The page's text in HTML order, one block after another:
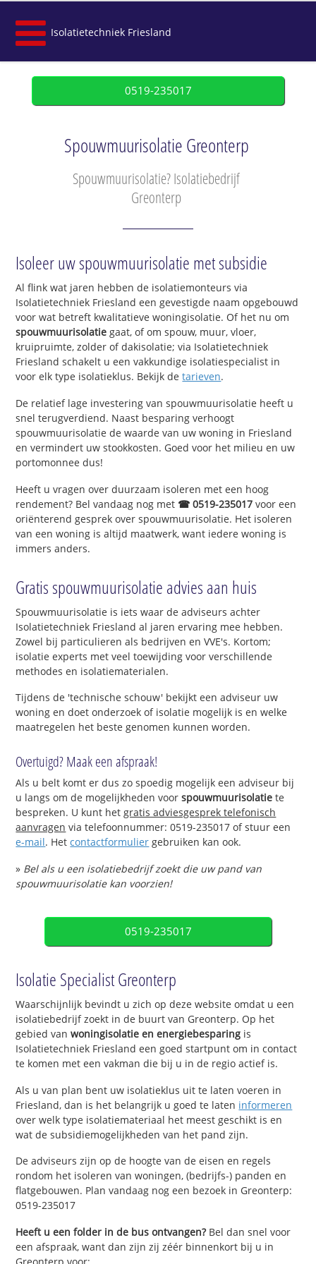
Isolatietechniek Friesland
0519-235017
Spouwmuurisolatie Greonterp
Spouwmuurisolatie? Isolatiebedrijf
Greonterp
Isoleer uw spouwmuurisolatie met subsidie
Al flink wat jaren hebben de isolatiemonteurs via
Isolatietechniek Friesland een gevestigde naam opgebouwd
voor wat betreft kwalitatieve woningisolatie. Of het nu om
spouwmuurisolatie gaat, of om spouw, muur, vloer,
kruipruimte, zolder of dakisolatie; via Isolatietechniek
Friesland schakelt u een vakkundige isolatiespecialist in
voor elk type isolatieklus. Bekijk detarieven.
De relatief lage investering van spouwmuurisolatie heeft u
snel terugverdiend. Naast besparing verhoogt
spouwmuurisolatie de waarde van uw woning in Friesland
en vermindert uw stookkosten. Goed voor het milieu en uw
portomonnee dus!
Heeft u vragen over duurzaam isoleren met een hoog
rendement? Bel vandaag nog met ☎ 0519-235017 voor een
oriënterend gesprek over spouwmuurisolatie. Het isoleren
van een woning is altijd maatwerk, want iedere woning is
immers anders.
Gratis spouwmuurisolatie advies aan huis
Spouwmuurisolatie is iets waar de adviseurs achter
Isolatietechniek Friesland al jaren ervaring mee hebben.
Zowel bij particulieren als bedrijven en VVE's. Kortom;
isolatie experts met veel toewijding voor verschillende
methodes en isolatiematerialen.
Tijdens de 'technische schouw' bekijkt een adviseur uw
woning en doet onderzoek of isolatie mogelijk is en welke
maatregelen het beste genomen kunnen worden.
Overtuigd? Maak een afspraak!
Als u belt komt er dus zo spoedig mogelijk een adviseur bij
u langs om de mogelijkheden voorspouwmuurisolatie te
bespreken. U kunt hetgratis adviesgesprek telefonisch
aanvragen via telefoonnummer: 0519-235017 of stuur een
e-mail. Hetcontactformulier gebruiken kan ook.
» Bel als u een isolatiebedrijf zoekt die uw pand van
spouwmuurisolatie kan voorzien!
0519-235017
Isolatie Specialist Greonterp
Waarschijnlijk bevindt u zich op deze website omdat u een
isolatiebedrijf zoekt in de buurt van Greonterp. Op het
gebied vanwoningisolatie en energiebesparing is
Isolatietechniek Friesland een goed startpunt om in contact
te komen met een vakman die bij u in de regio actief is.
Als u van plan bent uw isolatieklus uit te laten voeren in
Friesland, dan is het belangrijk u goed te laten informeren
over welk type isolatiemateriaal het meest geschikt is en
wat de subsidiemogelijkheden van het pand zijn.
De adviseurs zijn op de hoogte van de eisen en regels
rondom het isoleren van woningen, (bedrijfs-) panden en
flatgebouwen. Plan vandaag nog een bezoek in Greonterp:
0519-235017
Heeft u een folder in de bus ontvangen?Bel dan snel voor
een afspraak, want dan zijn zij zéér binnenkort bij u in